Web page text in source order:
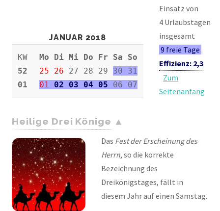
JANUAR 2018
KW
52
01
Mo Di Mi Do Fr Sa So
25
26 27 28 29 30 31
01
02 03 04 05 06 07
Einsatz von
4 Urlaubstagen
insgesamt
9 freie Tage .
Effizienz: 2,3
Zum
Seitenanfang
Heilige Drei Könige
Das Fest der Erscheinung des
Herrn, so die korrekte
Bezeichnung des
Dreikönigstages, fällt in
diesem Jahr auf einen Samstag.